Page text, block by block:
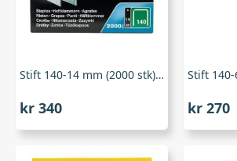
Stift 140-14 mm (2000 stk), Rapid
kr 340 kr 270